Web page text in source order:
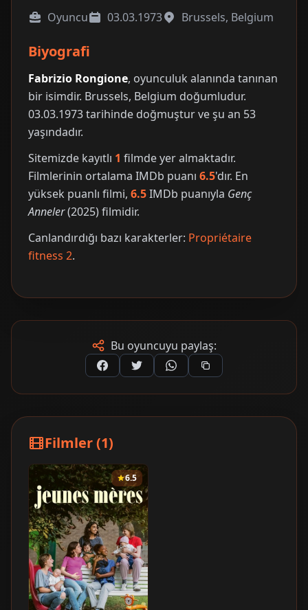
Oyuncu 03.03.1973 Brussels, Belgium
Biyografi
Fabrizio Rongione, oyunculuk alanında tanınan
bir isimdir. Brussels, Belgium doğumludur.
03.03.1973 tarihinde doğmuştur ve şu an 53
yaşındadır.
Sitemizde kayıtlı 1 filmde yer almaktadır.
Filmlerinin ortalama IMDb puanı 6.5'dır. En
yüksek puanlı filmi, 6.5IMDb puanıyla Genç
Anneler(2025) filmidir.
Canlandırdığı bazı karakterler: Propriétaire
fitness 2.
Bu oyuncuyu paylaş:
Filmler (1)
6.5